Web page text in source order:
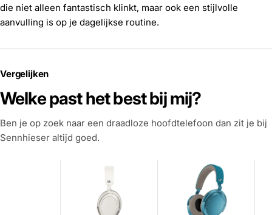
die niet alleen fantastisch klinkt, maar ook een stijlvolle
aanvulling is op je dagelijkse routine.
Vergelijken
Welke past het best bij mij?
Ben je op zoek naar een draadloze hoofdtelefoon dan zit je bij
Sennhieser altijd goed.